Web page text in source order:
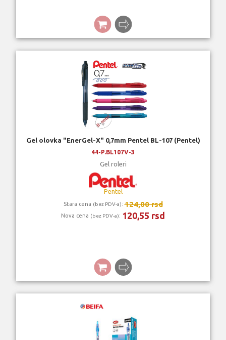
Gel olovka "EnerGel-X" 0,7mm Pentel BL-107 (Pentel)
44-P.BL107V-3
Gel roleri
Pentel
Stara cena (bez PDV-a): 124,00 rsd
Nova cena (bez PDV-a): 120,55 rsd